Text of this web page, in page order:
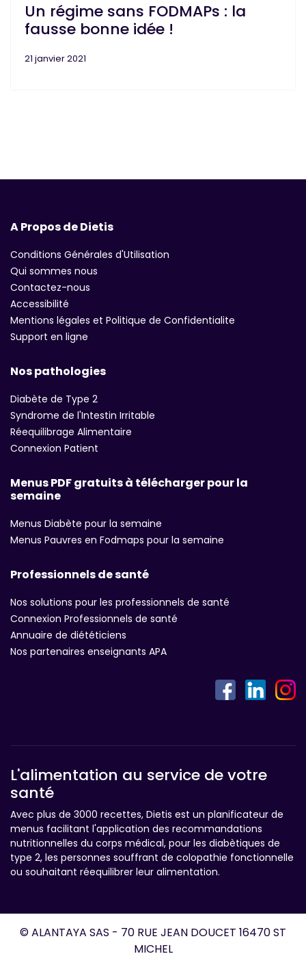
Un régime sans FODMAPs : la
fausse bonne idée !
21 janvier 2021
A Propos de Dietis
Conditions Générales d'Utilisation
Qui sommes nous
Contactez-nous
Accessibilité
Mentions légales et Politique de Confidentialite
Support en ligne
Nos pathologies
Diabète de Type 2
Syndrome de l'Intestin Irritable
Réequilibrage Alimentaire
Connexion Patient
Menus PDF gratuits à télécharger pour la
semaine
Menus Diabète pour la semaine
Menus Pauvres en Fodmaps pour la semaine
Professionnels de santé
Nos solutions pour les professionnels de santé
Connexion Professionnels de santé
Annuaire de diététiciens
Nos partenaires enseignants APA
L'alimentation au service de votre
santé
Avec plus de 3000 recettes, Dietis est un planificateur de
menus facilitant l'application des recommandations
nutritionnelles du corps médical, pour les diabètiques de
type 2, les personnes souffrant de colopathie fonctionnelle
ou souhaitant réequilibrer leur alimentation.
© ALANTAYA SAS - 70 RUE JEAN DOUCET 16470 ST
MICHEL